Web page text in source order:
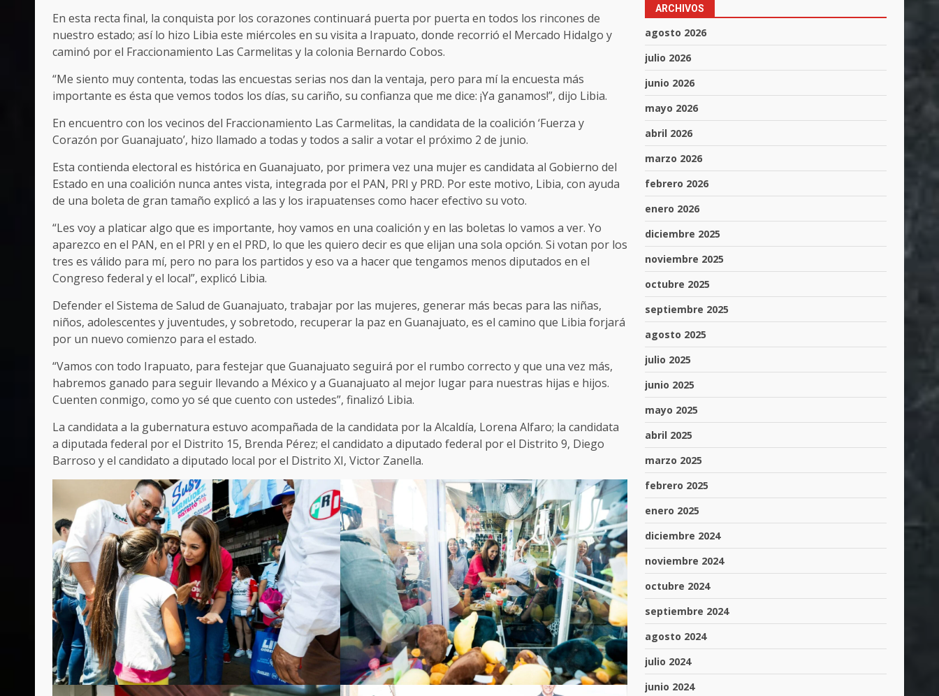
En esta recta final, la conquista por los corazones continuará puerta por puerta en todos los rincones de
nuestro estado; así lo hizo Libia este miércoles en su visita a Irapuato, donde recorrió el Mercado Hidalgo y
caminó por el Fraccionamiento Las Carmelitas y la colonia Bernardo Cobos.
“Me siento muy contenta, todas las encuestas serias nos dan la ventaja, pero para mí la encuesta más
importante es ésta que vemos todos los días, su cariño, su confianza que me dice: ¡Ya ganamos!”, dijo Libia.
En encuentro con los vecinos del Fraccionamiento Las Carmelitas, la candidata de la coalición ‘Fuerza y
Corazón por Guanajuato’, hizo llamado a todas y todos a salir a votar el próximo 2 de junio.
Esta contienda electoral es histórica en Guanajuato, por primera vez una mujer es candidata al Gobierno del
Estado en una coalición nunca antes vista, integrada por el PAN, PRI y PRD. Por este motivo, Libia, con ayuda
de una boleta de gran tamaño explicó a las y los irapuatenses como hacer efectivo su voto.
“Les voy a platicar algo que es importante, hoy vamos en una coalición y en las boletas lo vamos a ver. Yo
aparezco en el PAN, en el PRI y en el PRD, lo que les quiero decir es que elijan una sola opción. Si votan por los
tres es válido para mí, pero no para los partidos y eso va a hacer que tengamos menos diputados en el
Congreso federal y el local”, explicó Libia.
Defender el Sistema de Salud de Guanajuato, trabajar por las mujeres, generar más becas para las niñas,
niños, adolescentes y juventudes, y sobretodo, recuperar la paz en Guanajuato, es el camino que Libia forjará
por un nuevo comienzo para el estado.
“Vamos con todo Irapuato, para festejar que Guanajuato seguirá por el rumbo correcto y que una vez más,
habremos ganado para seguir llevando a México y a Guanajuato al mejor lugar para nuestras hijas e hijos.
Cuenten conmigo, como yo sé que cuento con ustedes”, finalizó Libia.
La candidata a la gubernatura estuvo acompañada de la candidata por la Alcaldía, Lorena Alfaro; la candidata
a diputada federal por el Distrito 15, Brenda Pérez; el candidato a diputado federal por el Distrito 9, Diego
Barroso y el candidato a diputado local por el Distrito XI, Victor Zanella.
ARCHIVOS
agosto 2026
julio 2026
junio 2026
mayo 2026
abril 2026
marzo 2026
febrero 2026
enero 2026
diciembre 2025
noviembre 2025
octubre 2025
septiembre 2025
agosto 2025
julio 2025
junio 2025
mayo 2025
abril 2025
marzo 2025
febrero 2025
enero 2025
diciembre 2024
noviembre 2024
octubre 2024
septiembre 2024
agosto 2024
julio 2024
junio 2024